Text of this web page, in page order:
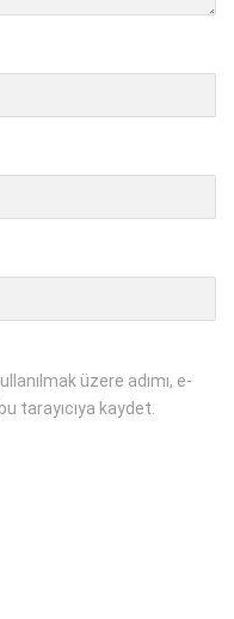
üzere adımı, e-
tarayıcıya kaydet.